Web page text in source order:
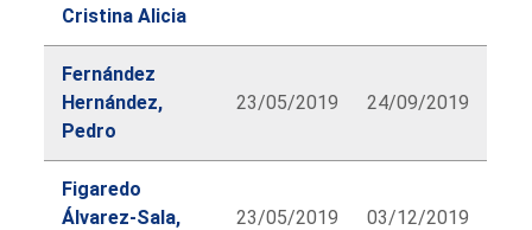
Cristina Alicia
Fernández
Hernández,
Pedro
23/05/2019 24/09/2019
Figaredo
Álvarez-Sala,
23/05/2019 03/12/2019